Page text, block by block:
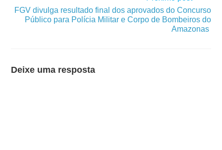
FGV divulga resultado final dos aprovados do Concurso
Público para Polícia Militar e Corpo de Bombeiros do
Amazonas
Deixe uma resposta